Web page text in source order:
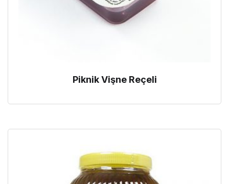
Piknik Vişne Reçeli